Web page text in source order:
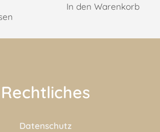
In den Warenkorb
Rechtliches
Datenschutz